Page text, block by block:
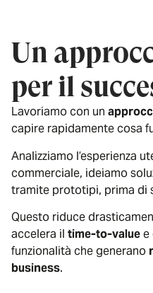
Un
per il
Lavoriamo con un
capire rapidamente cosa
Analizziamo l’esperienza
commerciale, ideiamo
tramite prototipi, prima di
Questo riduce
accelera il time-to-valuee
funzionalità che generano
business.